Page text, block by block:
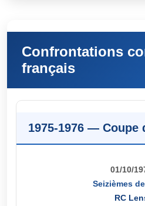
Confrontations
français
1975-1976 — Coupe
01/10/
Seizièmes
RC